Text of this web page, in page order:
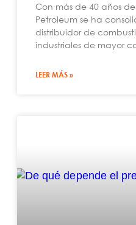
Con más de 40 años
Petroleum se ha
distribuidor de
industriales de mayor
LEER MÁS »